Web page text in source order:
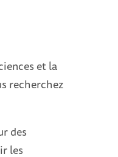
et la
recherchez
des
les